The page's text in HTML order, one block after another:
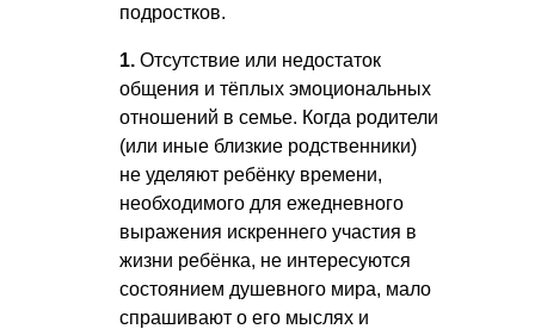
подростков.
1. Отсутствие или недостаток
общения и тёплых эмоциональных
отношений в семье. Когда родители
(или иные близкие родственники)
не уделяют ребёнку времени,
необходимого для ежедневного
выражения искреннего участия в
жизни ребёнка, не интересуются
состоянием душевного мира, мало
спрашивают о его мыслях и